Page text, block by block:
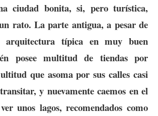
ciudad bonita, si, pero turística,
rato. La parte antigua, a pesar de
típica en muy buen
posee multitud de tiendas por
que asoma por sus calles casi
y nuevamente caemos en el
unos lagos, recomendados como